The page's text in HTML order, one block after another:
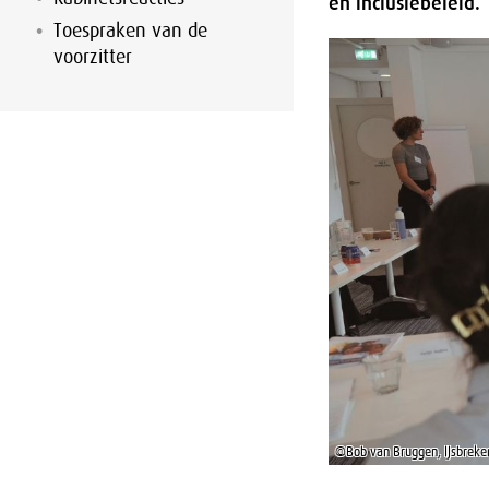
Toespraken van de
voorzitter
©Bob van Bruggen,